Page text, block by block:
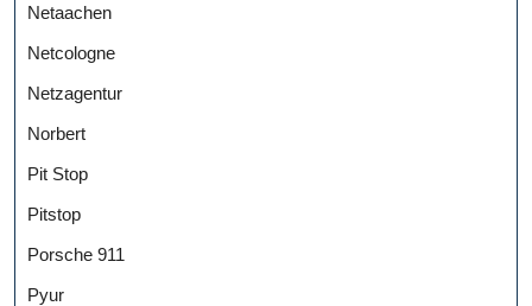
Netaachen
Netcologne
Netzagentur
Norbert
Pit Stop
Pitstop
Porsche 911
Pyur